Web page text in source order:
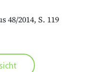
2014, S. 119